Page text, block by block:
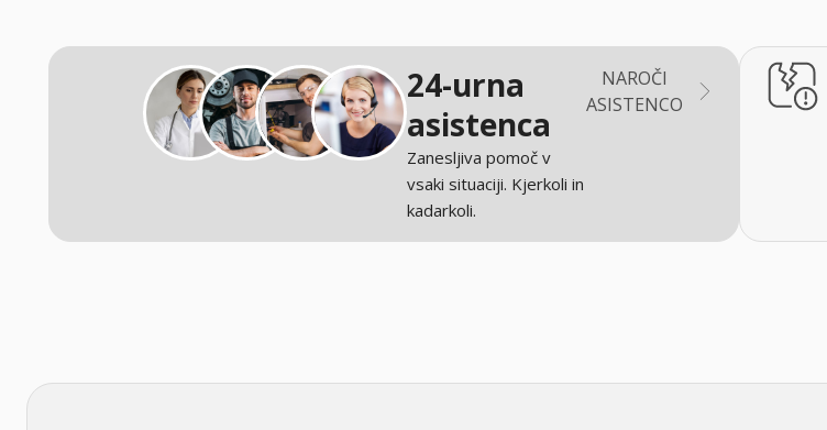
24-urna
asistenca
Zanesljiva pomoč v
vsaki situaciji. Kjerkoli in
kadarkoli.
NAROČI
ASISTENCO